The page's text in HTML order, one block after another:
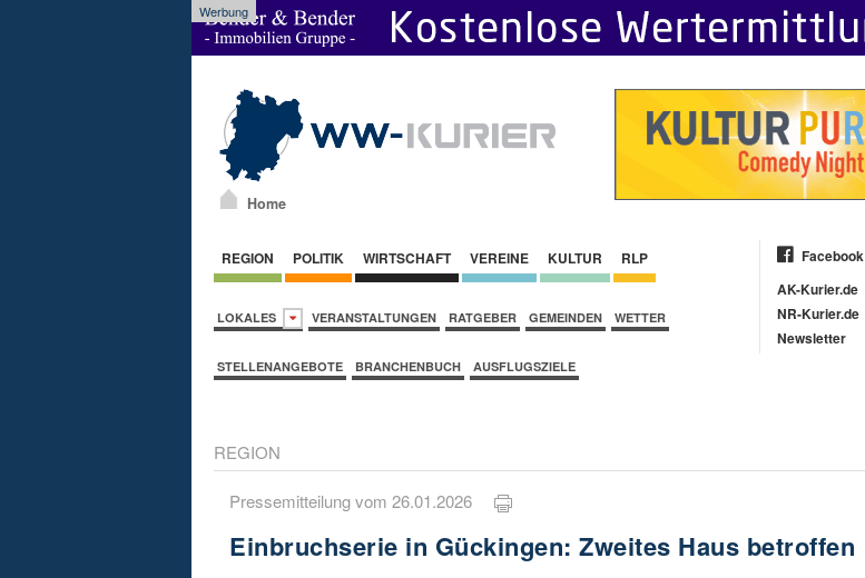
Werbung
Home
REGION POLITIK WIRTSCHAFT VEREINE KULTUR RLP
LOKALES VERANSTALTUNGEN RATGEBER GEMEINDEN WETTER
STELLENANGEBOTE BRANCHENBUCH AUSFLUGSZIELE
Facebook
AK-Kurier.de
NR-Kurier.de
Newsletter
REGION
Pressemitteilung vom 26.01.2026
Einbruchserie in Gückingen: Zweites Haus betroffen